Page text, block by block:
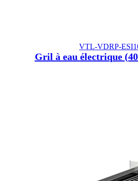
VTL-VDRP-
Gril à eau électrique